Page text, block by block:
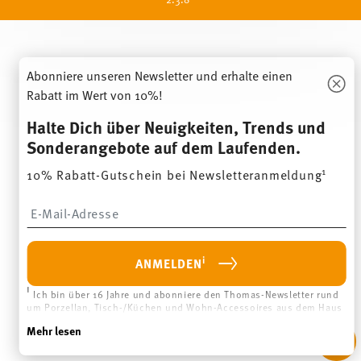
HUTSCHENREUTHER
Abonniere unseren Newsletter und erhalte einen
Rabatt im Wert von 10%!
Halte Dich über Neuigkeiten, Trends und
Sonderangebote auf dem Laufenden.
10% Rabatt-Gutschein bei Newsletteranmeldung1
ANMELDENi
i Ich bin über 16 Jahre und abonniere den Thomas-Newsletter rund
um Porzellan, Tisch-/Küchen und Wohn-Accessoires aus dem Haus
Zukunft möglich über den Abmeldelink im Newsletter. Weitere Infos
Mehr lesen